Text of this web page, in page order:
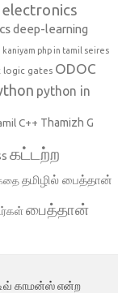
electronics
deep-learning
kaniyam php in tamil seires
logic gates ODOC
python in
C++ Thamizh G
கட்டற்ற
தமிழில் பைத்தான்
பைத்தான்
காமன்ஸ் என்ற